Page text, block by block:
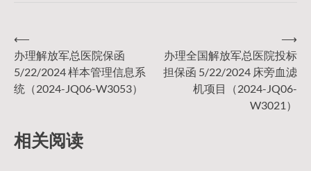
文
章
导
⟵
办理解放军总医院保函
5/22/2024 样本管理信息系
统（2024-JQ06-W3053）
办理全国解放军总医院投标
担保函 5/22/2024 床旁血滤
机项目（2024-JQ06-
W3021）
⟶
相关阅读